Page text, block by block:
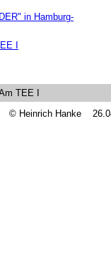
in Hamburg-
I
TEE I
© Heinrich Hanke